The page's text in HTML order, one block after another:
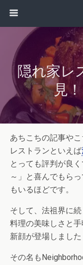
隠れ家レ
見
あちこちの記事や
レストランといえば
とっても評判が良
～」と喜んでもら
もいるほどです。
そして、法祖界に
料理の美味しさと
新顔が登場しました
その名も